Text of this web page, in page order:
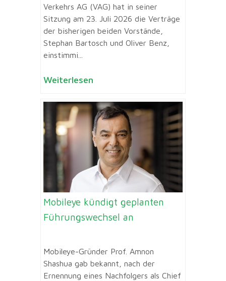
Verkehrs AG (VAG) hat in seiner
Sitzung am 23. Juli 2026 die Verträge
der bisherigen beiden Vorstände,
Stephan Bartosch und Oliver Benz,
einstimmi...
Weiterlesen
Mobileye kündigt geplanten
Führungswechsel an
Mobileye-Gründer Prof. Amnon
Shashua gab bekannt, nach der
Ernennung eines Nachfolgers als Chief